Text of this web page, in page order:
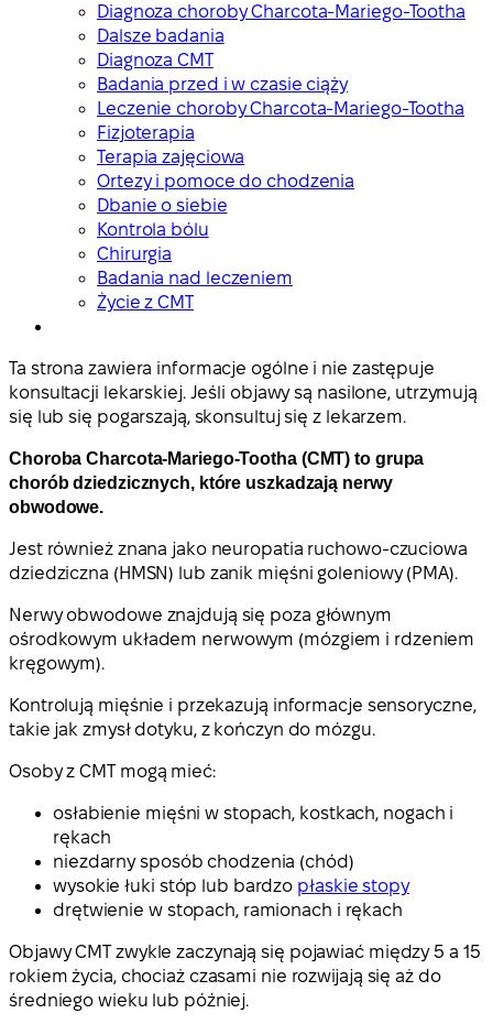
Diagnoza choroby Charcota-Mariego-Tootha
Dalsze badania
Diagnoza CMT
Badania przed i w czasie ciąży
Leczenie choroby Charcota-Mariego-Tootha
Fizjoterapia
Terapia zajęciowa
Ortezy i pomoce do chodzenia
Dbanie o siebie
Kontrola bólu
Chirurgia
Badania nad leczeniem
Życie z CMT
Ta strona zawiera informacje ogólne i nie zastępuje
konsultacji lekarskiej. Jeśli objawy są nasilone, utrzymują
się lub się pogarszają, skonsultuj się z lekarzem.
Choroba Charcota-Mariego-Tootha (CMT) to grupa
chorób dziedzicznych, które uszkadzają nerwy
obwodowe.
Jest również znana jako neuropatia ruchowo-czuciowa
dziedziczna (HMSN) lub zanik mięśni goleniowy (PMA).
Nerwy obwodowe znajdują się poza głównym
ośrodkowym układem nerwowym (mózgiem i rdzeniem
kręgowym).
Kontrolują mięśnie i przekazują informacje sensoryczne,
takie jak zmysł dotyku, z kończyn do mózgu.
Osoby z CMT mogą mieć:
osłabienie mięśni w stopach, kostkach, nogach i
rękach
niezdarny sposób chodzenia (chód)
wysokie łuki stóp lub bardzo płaskie stopy
drętwienie w stopach, ramionach i rękach
Objawy CMT zwykle zaczynają się pojawiać między 5 a 15
rokiem życia, chociaż czasami nie rozwijają się aż do
średniego wieku lub później.